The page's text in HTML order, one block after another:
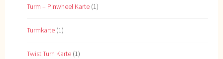
Turm – Pinwheel Karte (1)
Turmkarte (1)
Twist Turn Karte (1)